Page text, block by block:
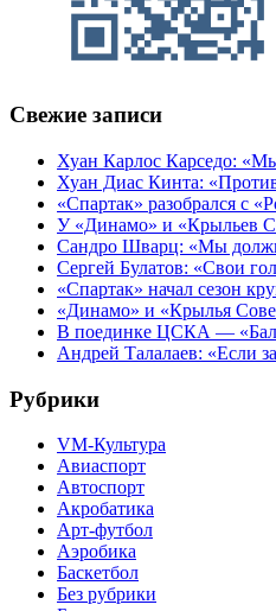
Свежие записи
Хуан Карлос Карседо:
Хуан Диас Кинта:
«Спартак» разобрался с
У «Динамо» и «Крыльев
Сандро Шварц: «Мы
Сергей Булатов: «Свои
«Спартак» начал сезон
«Динамо» и «Крылья
В поединке ЦСКА —
Андрей Талалаев: «Если
Рубрики
VM-Культура
Авиаспорт
Автоспорт
Акробатика
Арт-футбол
Аэробика
Баскетбол
Без рубрики